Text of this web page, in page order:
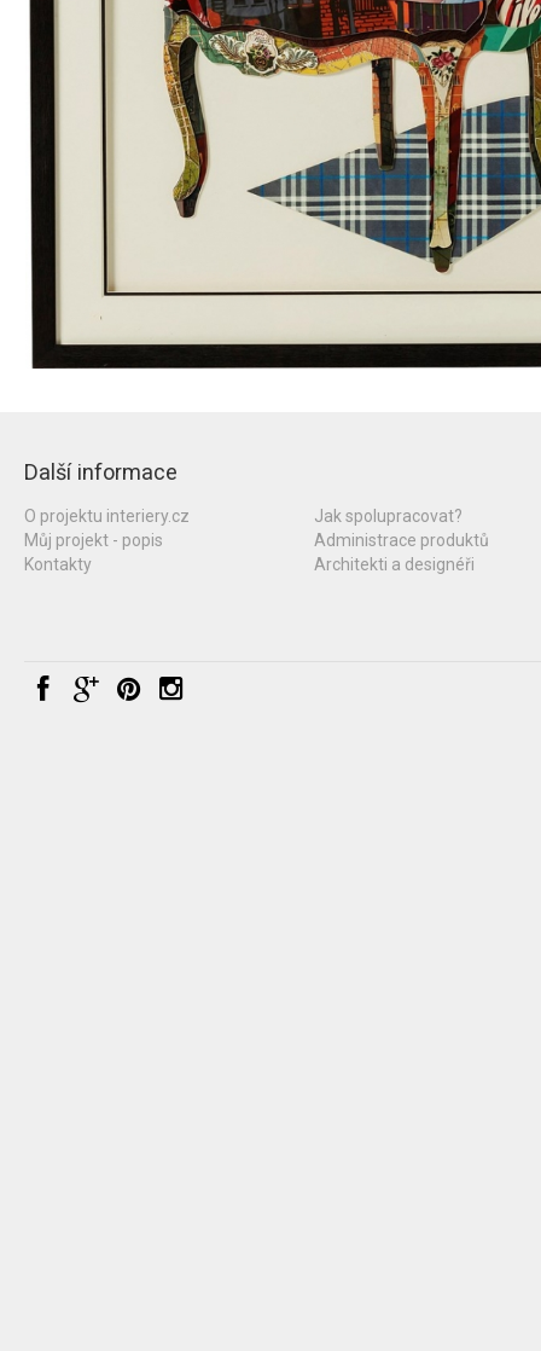
Další informace
O projektu interiery.cz
Můj projekt - popis
Kontakty
Jak spolupracovat?
Administrace produktů
Architekti a designéři